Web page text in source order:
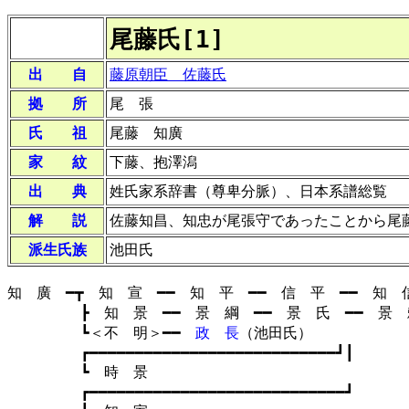
尾藤氏[1]
出 自
藤原朝臣 佐藤氏
拠 所
尾 張
氏 祖
尾藤 知廣
家 紋
下藤、抱澤潟
出 典
姓氏家系辞書（尊卑分脈）、日本系譜総覧
解 説
佐藤知昌、知忠が尾張守であったことから尾
派生氏族
池田氏
知 廣 ━┳ 知 宣 ━━ 知 平 ━━ 信 平 ━━ 知
┣ 知 景 ━━ 景 綱 ━━ 景 氏 ━━ 景 頼
┗＜不 明＞━━ 政 長 （池田氏
┏━━━━━━━━━━━━━━━━━━━━━━━━━━━┛┃
┗ 時 景
┏━━━━━━━━━━━━━━━━━━━━━━━━━━━━┛